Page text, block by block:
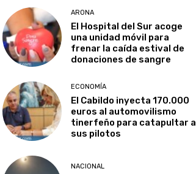
ARONA
El Hospital del Sur acoge
una unidad móvil para
frenar la caída estival de
donaciones de sangre
ECONOMÍA
El Cabildo inyecta 170.000
euros al automovilismo
tinerfeño para catapultar a
sus pilotos
NACIONAL